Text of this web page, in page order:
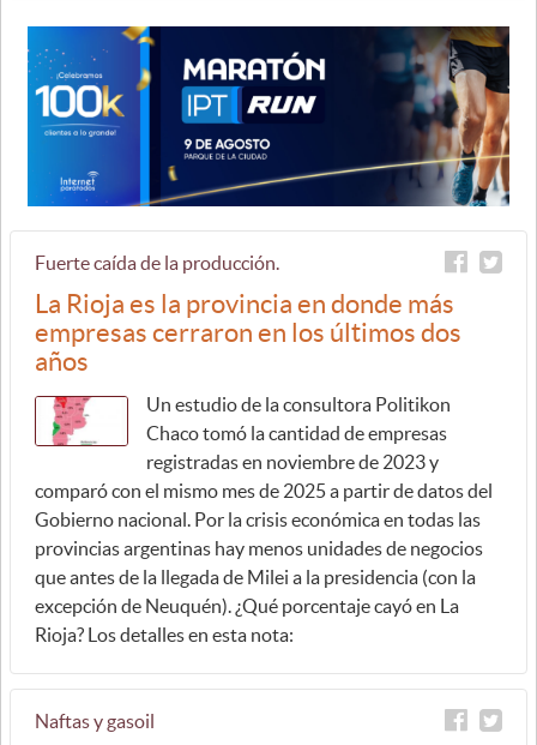
Fuerte caída de la producción.
La Rioja es la provincia en donde más
empresas cerraron en los últimos dos
años
Un estudio de la consultora Politikon
Chaco tomó la cantidad de empresas
registradas en noviembre de 2023 y
comparó con el mismo mes de 2025 a partir de datos del
Gobierno nacional. Por la crisis económica en todas las
provincias argentinas hay menos unidades de negocios
que antes de la llegada de Milei a la presidencia (con la
excepción de Neuquén). ¿Qué porcentaje cayó en La
Rioja? Los detalles en esta nota:
Naftas y gasoil